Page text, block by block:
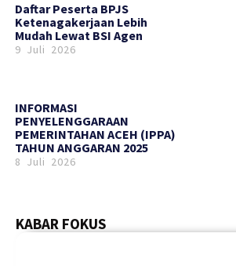
Daftar Peserta BPJS
Ketenagakerjaan Lebih
Mudah Lewat BSI Agen
9 Juli 2026
INFORMASI
PENYELENGGARAAN
PEMERINTAHAN ACEH (IPPA)
TAHUN ANGGARAN 2025
8 Juli 2026
KABAR FOKUS